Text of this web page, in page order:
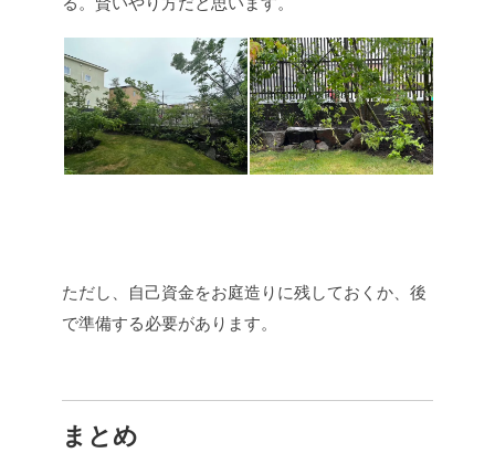
ただし、自己資金をお庭造りに残しておくか、後
で準備する必要があります。
まとめ